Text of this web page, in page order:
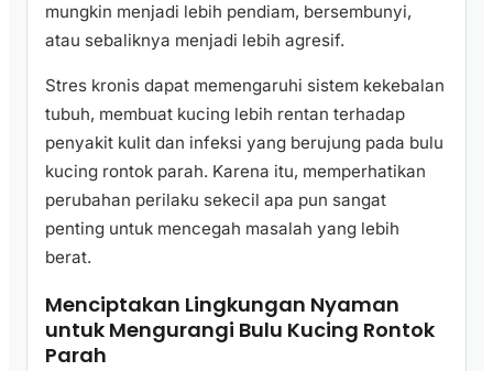
mungkin menjadi lebih pendiam, bersembunyi,
atau sebaliknya menjadi lebih agresif.
Stres kronis dapat memengaruhi sistem kekebalan
tubuh, membuat kucing lebih rentan terhadap
penyakit kulit dan infeksi yang berujung pada bulu
kucing rontok parah. Karena itu, memperhatikan
perubahan perilaku sekecil apa pun sangat
penting untuk mencegah masalah yang lebih
berat.
Menciptakan Lingkungan Nyaman
untuk Mengurangi Bulu Kucing Rontok
Parah